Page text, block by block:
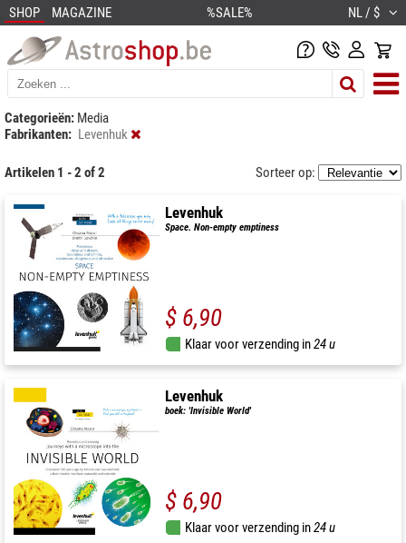
SHOP MAGAZINE %SALE% NL / $
Categorieën: Media
Fabrikanten: Levenhuk
Artikelen 1 - 2 of 2 Sorteer op:
Levenhuk
Space. Non-empty emptiness
$ 6,90
Klaar voor verzending in24 u
Levenhuk
boek: 'Invisible World'
$ 6,90
Klaar voor verzending in24 u